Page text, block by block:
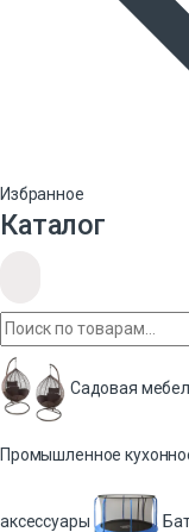
Избранное
Каталог
Садовая
Промышленное
аксессуары